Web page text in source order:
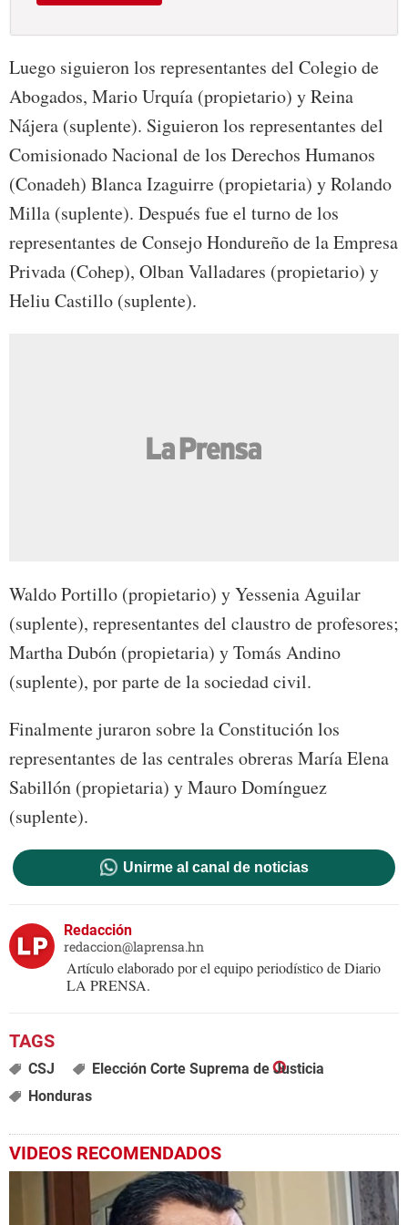
Luego siguieron los representantes del Colegio de
Abogados, Mario Urquía (propietario) y Reina
Nájera (suplente). Siguieron los representantes del
Comisionado Nacional de los Derechos Humanos
(Conadeh) Blanca Izaguirre (propietaria) y Rolando
Milla (suplente). Después fue el turno de los
representantes de Consejo Hondureño de la Empresa
Privada (Cohep), Olban Valladares (propietario) y
Heliu Castillo (suplente).
Waldo Portillo (propietario) y Yessenia Aguilar
(suplente), representantes del claustro de profesores;
Martha Dubón (propietaria) y Tomás Andino
(suplente), por parte de la sociedad civil.
Finalmente juraron sobre la Constitución los
representantes de las centrales obreras María Elena
Sabillón (propietaria) y Mauro Domínguez
(suplente).
Unirme al canal de noticias
Redacción
redaccion@laprensa.hn
Artículo elaborado por el equipo periodístico de Diario
LA PRENSA.
CSJ
Elección Corte Suprema de Justicia
Honduras
VIDEOS RECOMENDADOS